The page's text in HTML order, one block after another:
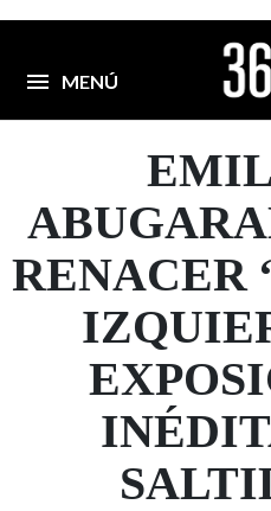
MENÚ
RENACER